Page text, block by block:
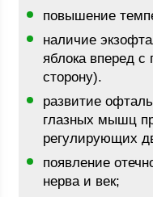
повышение
наличие
яблока вперед
сторону).
развитие
глазных мышц
регулирующих
появление
нерва и век;